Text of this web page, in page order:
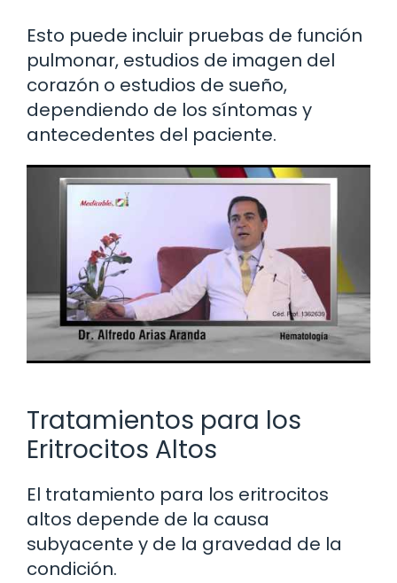
Esto puede incluir pruebas de función
pulmonar, estudios de imagen del
corazón o estudios de sueño,
dependiendo de los síntomas y
antecedentes del paciente.
Tratamientos para los
Eritrocitos Altos
El tratamiento para los eritrocitos
altos depende de la causa
subyacente y de la gravedad de la
condición.